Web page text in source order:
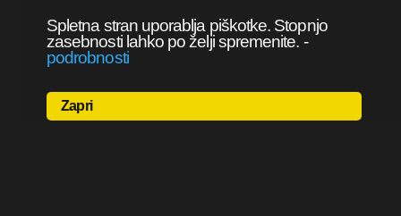
Spletna stran uporablja piškotke. Stopnjo
zasebnosti lahko po želji spremenite. -
podrobnosti
Zapri